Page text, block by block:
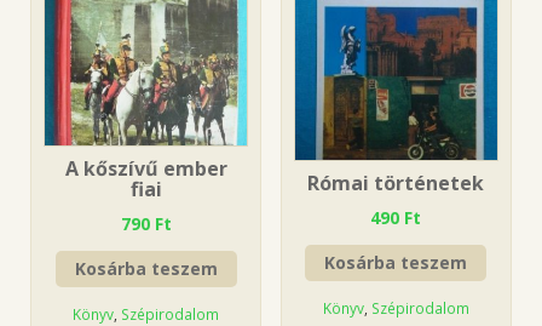
A kőszívű ember
fiai
790 Ft
Kosárba teszem
Könyv, Szépirodalom
Római történetek
490 Ft
Kosárba teszem
Könyv, Szépirodalom